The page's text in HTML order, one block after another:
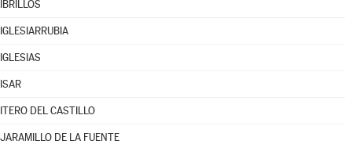
IBRILLOS
IGLESIARRUBIA
IGLESIAS
ISAR
ITERO DEL CASTILLO
JARAMILLO DE LA FUENTE